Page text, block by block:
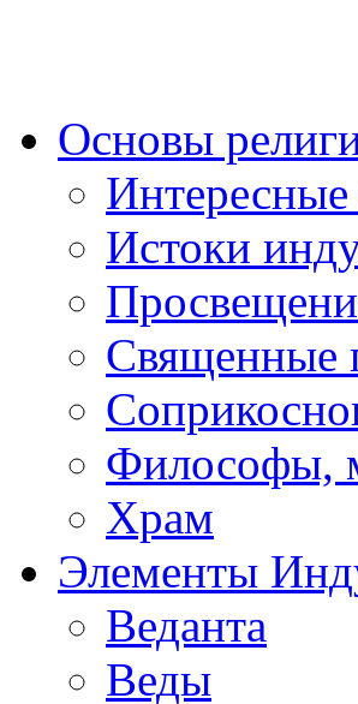
Основы
Истоки
Священные
Философы,
Храм
Элементы
Веданта
Веды